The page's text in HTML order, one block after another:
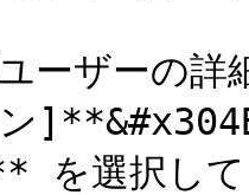
ーザーの
ン
を選択して